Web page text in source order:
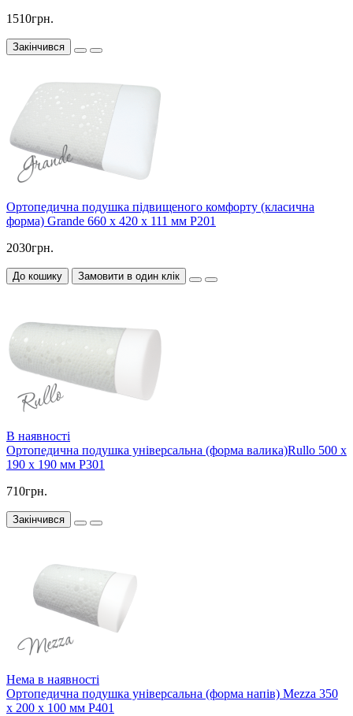
1510грн.
Закінчився
Ортопедична подушка підвищеного комфорту (класична
форма) Grande 660 x 420 x 111 мм P201
2030грн.
До кошику Замовити в один клік
В наявності
Ортопедична подушка універсальна (форма валика)Rullo 500 x
190 x 190 мм P301
710грн.
Закінчився
Нема в наявності
Ортопедична подушка універсальна (форма напів) Mezza 350
x 200 x 100 мм P401